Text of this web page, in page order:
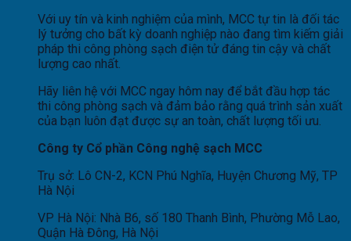
Với uy tín và kinh nghiệm của mình, MCC tự tin là đối tác
lý tưởng cho bất kỳ doanh nghiệp nào đang tìm kiếm giải
pháp thi công phòng sạch điện tử đáng tin cậy và chất
lượng cao nhất.
Hãy liên hệ với MCC ngay hôm nay để bắt đầu hợp tác
thi công phòng sạch và đảm bảo rằng quá trình sản xuất
của bạn luôn đạt được sự an toàn, chất lượng tối ưu.
Công ty Cổ phần Công nghệ sạch MCC
Trụ sở: Lô CN-2, KCN Phú Nghĩa, Huyện Chương Mỹ, TP
Hà Nội
VP Hà Nội: Nhà B6, số 180 Thanh Bình, Phường Mỗ Lao,
Quận Hà Đông, Hà Nội